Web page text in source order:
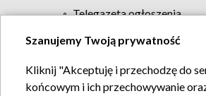
Telegazeta ogłoszenia
Szanujemy Twoją prywatność
Kliknij "Akceptuję i przechodzę do
końcowym i ich przechowywanie